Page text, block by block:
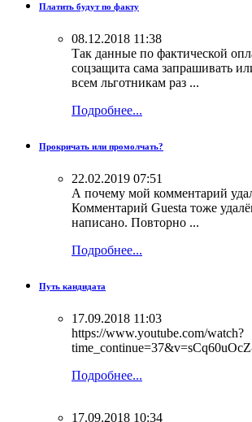
Платить будут по факту
08.12.2018 11:38
Так данные по фактической
соцзащита сама запрашивать
всем льготникам раз ...
Подробнее...
Прокричать или промолчать?
22.02.2019 07:51
А почему мой комментарий
Комментарий Guestа тоже
написано. Повторно ...
Подробнее...
Путь кандидата
17.09.2018 11:03
https://www.youtube.com/watch?
Подробнее...
17.09.2018 10:34